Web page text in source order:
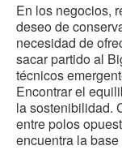
En los negocios,
deseo de
necesidad de
sacar partido al
técnicos
Encontrar el
la sostenibilidad.
entre polos
encuentra la